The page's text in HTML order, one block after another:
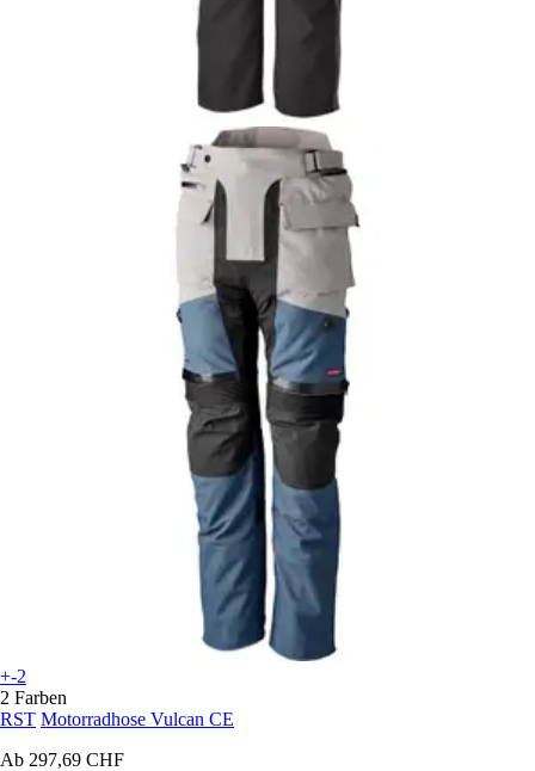
+-2
2 Farben
RST Motorradhose Vulcan CE
Ab 297,69 CHF